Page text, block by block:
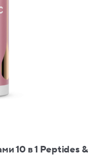
10 в 1 Peptides &